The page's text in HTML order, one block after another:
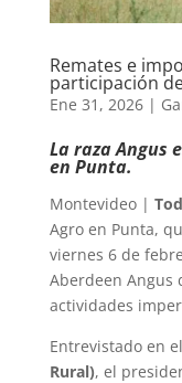
Remates e
participación
Ene 31, 2026|
La raza Angus
en Punta.
Montevideo |
Agro en Punta,
viernes 6 de
Aberdeen Angus
actividades
Entrevistado en
Rural), el